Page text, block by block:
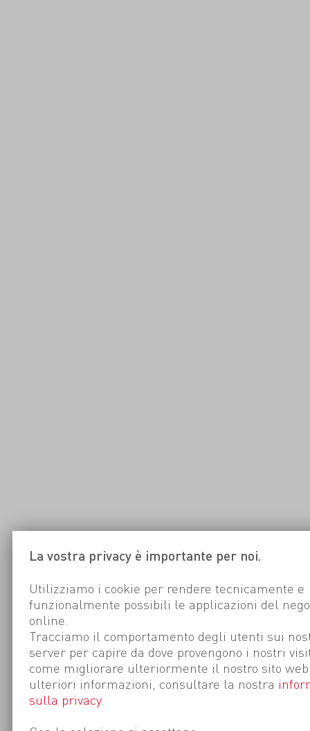
La vostra privacy è importante per noi.
Utilizziamo i cookie per rendere tecnicamente e
funzionalmente possibili le applicazioni del
online.
Tracciamo il comportamento degli utenti sui
server per capire da dove provengono i nostri
come migliorare ulteriormente il nostro sito
ulteriori informazioni, consultare la nostra
sulla privacy.